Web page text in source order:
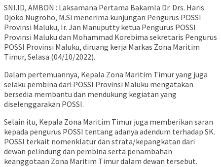
SNI.ID, AMBON : Laksamana Pertama Bakamla Dr. Drs. Haris
Djoko Nugroho, M.Si menerima kunjungan Pengurus POSSI
Provinsi Maluku, Ir. Jan Manuputty ketua Pengurus POSSI
Provinsi Maluku dan Mohammad Korebima sekretaris Pengurus
POSSI Provinsi Maluku, diruang kerja Markas Zona Maritim
Timur, Selasa (04/10/2022).
Dalam pertemuannya, Kepala Zona Maritim Timur yang juga
selaku pembina dari POSSI Provinsi Maluku mengatakan
bersedia membantu dan mendukung kegiatan yang
diselenggarakan POSSI.
Selain itu, Kepala Zona Maritim Timur juga memberikan saran
kepada pengurus POSSI tentang adanya adendum terhadap SK.
POSSI terkait nomenklatur dan strata/kepangkatan dari
dewan pelindung dan pembina serta penambahan
keanggotaan Zona Maritim Timur dalam dewan tersebut.